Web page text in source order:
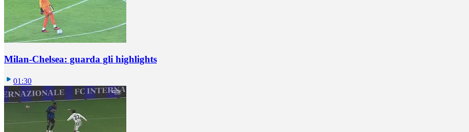
Milan-Chelsea: guarda gli highlights
01:30